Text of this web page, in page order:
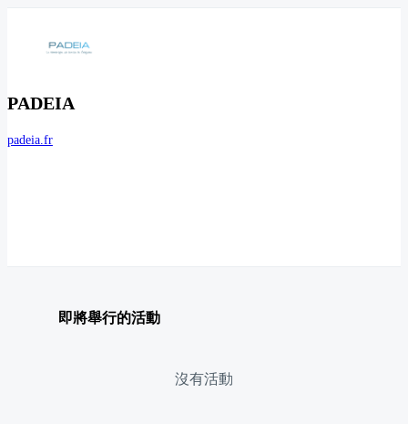
PADEIA
padeia.fr
即將舉行的活動
沒有活動